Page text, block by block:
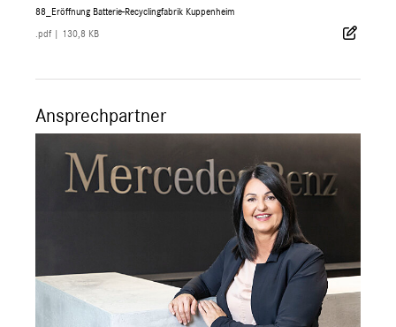
88_Eröffnung Batterie-Recyclingfabrik Kuppenheim
.pdf 130,8 KB
Ansprechpartner